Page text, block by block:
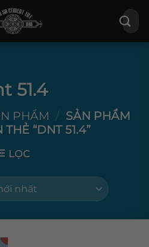
Tìm
kiếm:
51.4
PHẨM / SẢN PHẨM
“DNT 51.4”
LỌC